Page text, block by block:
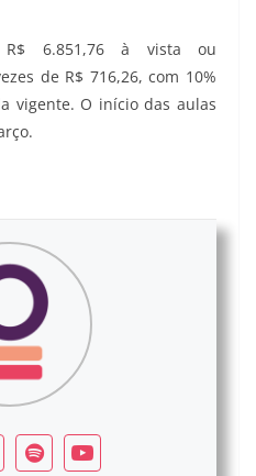
6.851,76 à vista ou
de R$ 716,26, com 10%
vigente. O início das aulas